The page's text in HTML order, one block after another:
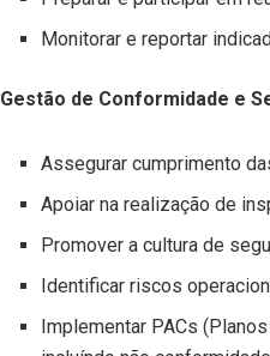
Monitorar e reportar
Gestão de Conformidade e
Assegurar cumprimento
Apoiar na realização de
Promover a cultura de
Identificar riscos
Implementar PACs